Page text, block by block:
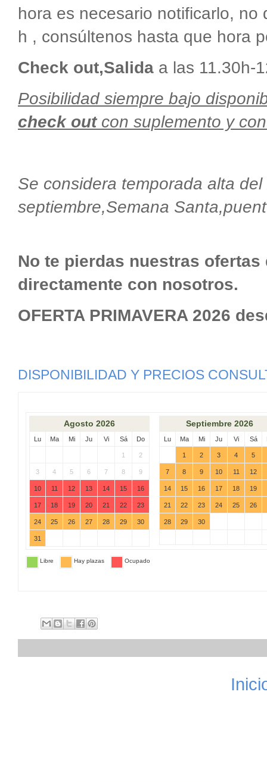
hora es necesario notificarlo,
h , consúltenos hasta que hora
Check out,Salida a las 11.30h-
Posibilidad siempre bajo
check out con suplemento y
Se considera temporada alta
septiembre,Semana
No te pierdas nuestras
directamente con nosotros.
OFERTA PRIMAVERA 2026
DISPONIBILIDAD Y PRECIOS